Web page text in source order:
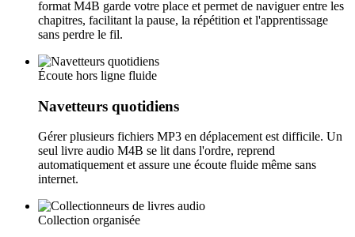
format M4B garde votre place et permet de naviguer entre les
chapitres, facilitant la pause, la répétition et l'apprentissage
sans perdre le fil.
Écoute hors ligne fluide
Navetteurs quotidiens
Gérer plusieurs fichiers MP3 en déplacement est difficile. Un
seul livre audio M4B se lit dans l'ordre, reprend
automatiquement et assure une écoute fluide même sans
internet.
Collection organisée